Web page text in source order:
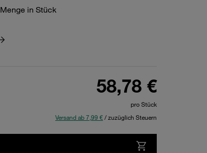
Menge in Stück
58,78 €
pro Stück
Versand ab 7,99 €/ zuzüglich Steuern